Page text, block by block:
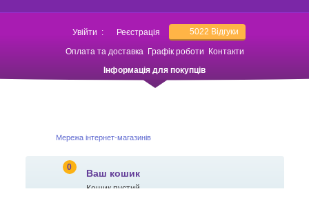
Увійти : Реєстрація 5022 Відгуки
Оплата та доставка Графік роботи
Контакти
Інформація для покупців
Мережа інтернет-магазинів
0
Ваш кошик
Кошик пустий